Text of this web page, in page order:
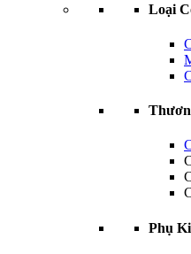
Loại
Phụ